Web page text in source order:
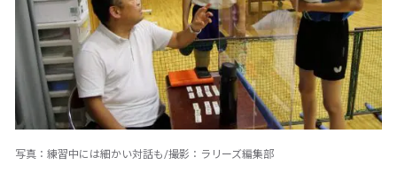
写真：練習中には細かい対話も/撮影：ラリーズ編集部